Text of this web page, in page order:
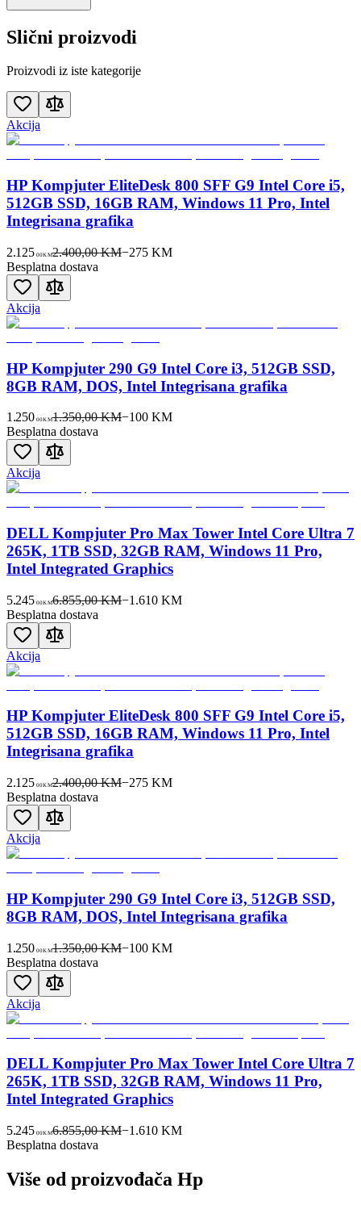
Slični proizvodi
Proizvodi iz iste kategorije
Akcija
HP Kompjuter EliteDesk 800 SFF G9 Intel Core i5,
512GB SSD, 16GB RAM, Windows 11 Pro, Intel
Integrisana grafika
2.125 00KM2.400,00 KM−275KM
Besplatna dostava
Akcija
HP Kompjuter 290 G9 Intel Core i3, 512GB SSD,
8GB RAM, DOS, Intel Integrisana grafika
1.250 00KM1.350,00 KM−100KM
Besplatna dostava
Akcija
DELL Kompjuter Pro Max Tower Intel Core Ultra 7
265K, 1TB SSD, 32GB RAM, Windows 11 Pro,
Intel Integrated Graphics
5.245 00KM6.855,00 KM−1.610KM
Besplatna dostava
Akcija
HP Kompjuter EliteDesk 800 SFF G9 Intel Core i5,
512GB SSD, 16GB RAM, Windows 11 Pro, Intel
Integrisana grafika
2.125 00KM2.400,00 KM−275KM
Besplatna dostava
Akcija
HP Kompjuter 290 G9 Intel Core i3, 512GB SSD,
8GB RAM, DOS, Intel Integrisana grafika
1.250 00KM1.350,00 KM−100KM
Besplatna dostava
Akcija
DELL Kompjuter Pro Max Tower Intel Core Ultra 7
265K, 1TB SSD, 32GB RAM, Windows 11 Pro,
Intel Integrated Graphics
5.245 00KM6.855,00 KM−1.610KM
Besplatna dostava
Više od proizvođača Hp